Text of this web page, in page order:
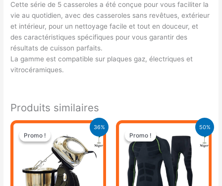
Cette série de 5 casseroles a été conçue pour vous faciliter la
vie au quotidien, avec des casseroles sans revêtues, extérieur
et intérieur, pour un nettoyage facile et tout en douceur, et
des caractéristiques spécifiques pour vous garantir des
résultats de cuisson parfaits.
La gamme est compatible sur plaques gaz, électriques et
vitrocéramiques.
Produits similaires
36%
Promo !
Promo !
Le
initial
était :
34.400 CFA.
Le
prix
actuel
est :
22.000 CFA.
50%
Promo !
Promo !
Le
prix
initial
était :
18.000 CFA.
Le
actuel
est :
9.000 CFA.